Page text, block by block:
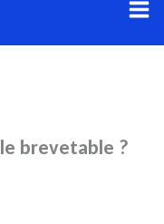
brevetable ?